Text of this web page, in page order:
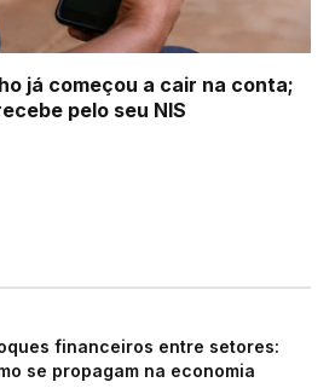
já começou a cair na conta;
pelo seu NIS
financeiros entre setores:
se propagam na economia